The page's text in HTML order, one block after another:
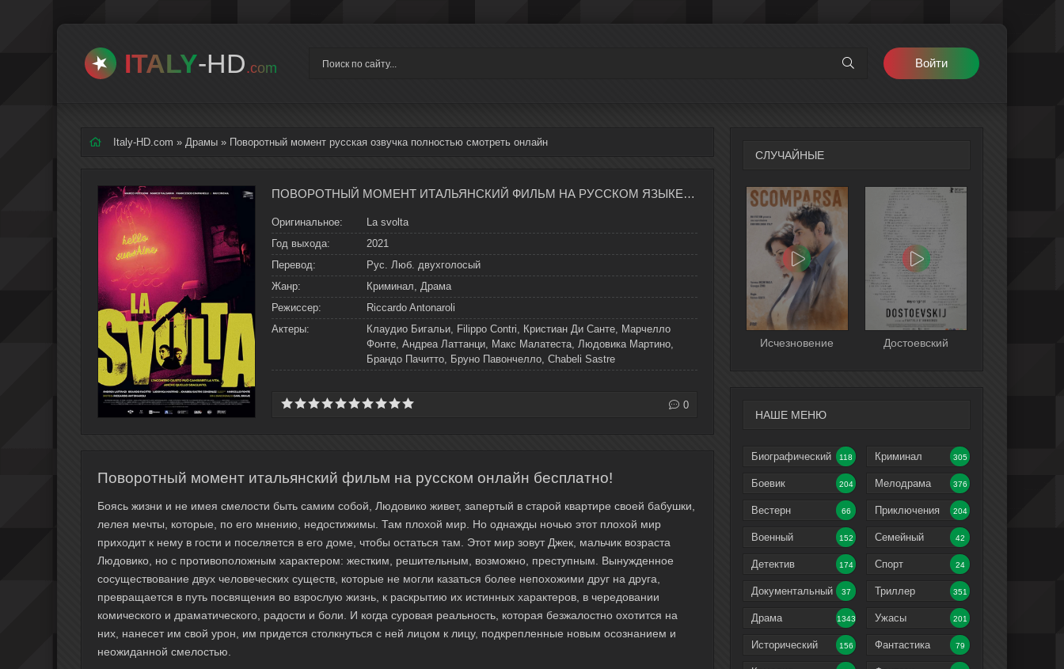
ITALY-HD.com Войти
СЛУЧАЙНЫЕ
Исчезновение Достоевский
НАШЕ МЕНЮ
Биографический 118
Боевик 204
Вестерн 66
Военный 152
Детектив 174
Документальный 37
Драма 1343
Исторический 156
Криминал 305
Мелодрама 376
Приключения 204
Семейный 42
Спорт 24
Триллер 351
Ужасы 201
Фантастика 79
Italy-HD.com » Драмы » Поворотный момент русская озвучка полностью смотреть онлайн
ПОВОРОТНЫЙ МОМЕНТ ИТАЛЬЯНСКИЙ ФИЛЬМ НА РУССКОМ ЯЗЫКЕ В ХОРОШЕМ КАЧЕСТВЕ
Оригинальное:
La svolta
Год выхода:
2021
Перевод:
Рус. Люб. двухголосый
Жанр:
Криминал, Драма
Режиссер:
Riccardo Antonaroli
Актеры:
Клаудио Бигальи, Filippo Contri, Кристиан Ди Санте, Марчелло
Фонте, Андреа Латтанци, Макс Малатеста, Людовика Мартино,
Брандо Пачитто, Бруно Павончелло, Chabeli Sastre
0
Поворотный момент итальянский фильм на русском онлайн бесплатно!
Боясь жизни и не имея смелости быть самим собой, Людовико живет, запертый в старой квартире своей бабушки,
лелея мечты, которые, по его мнению, недостижимы. Там плохой мир. Но однажды ночью этот плохой мир
приходит к нему в гости и поселяется в его доме, чтобы остаться там. Этот мир зовут Джек, мальчик возраста
Людовико, но с противоположным характером: жестким, решительным, возможно, преступным. Вынужденное
сосуществование двух человеческих существ, которые не могли казаться более непохожими друг на друга,
превращается в путь посвящения во взрослую жизнь, к раскрытию их истинных характеров, в чередовании
комического и драматического, радости и боли. И когда суровая реальность, которая безжалостно охотится на
них, нанесет им свой урон, им придется столкнуться с ней лицом к лицу, подкрепленные новым осознанием и
неожиданной смелостью.